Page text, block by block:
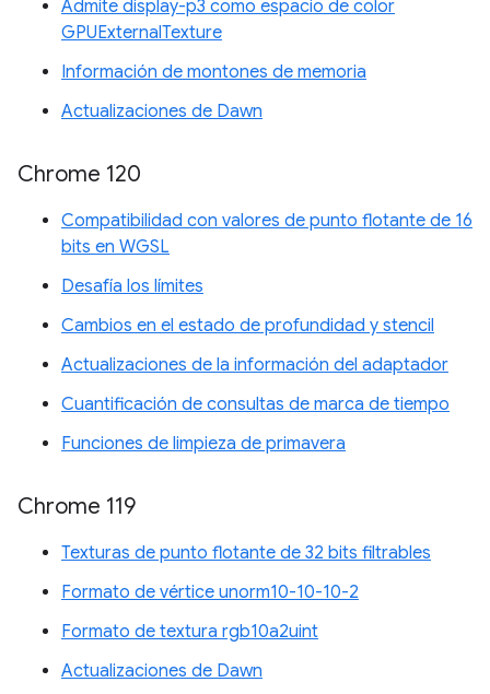
Admite display-p3 como espacio de color
GPUExternalTexture
Información de montones de memoria
Actualizaciones de Dawn
Chrome 120
Compatibilidad con valores de punto flotante de 16
bits en WGSL
Desafía los límites
Cambios en el estado de profundidad y stencil
Actualizaciones de la información del adaptador
Cuantificación de consultas de marca de tiempo
Funciones de limpieza de primavera
Chrome 119
Texturas de punto flotante de 32 bits filtrables
Formato de vértice unorm10-10-10-2
Formato de textura rgb10a2uint
Actualizaciones de Dawn